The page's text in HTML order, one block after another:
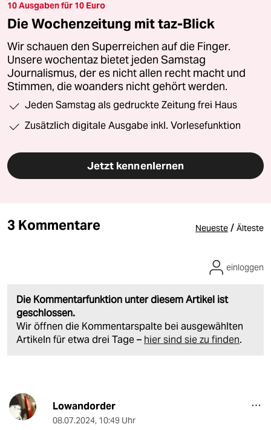
10 Ausgaben für 10 Euro
Die Wochenzeitung mit taz-Blick
Wir schauen den Superreichen auf die Finger.
Unsere wochentaz bietet jeden Samstag
Journalismus, der es nicht allen recht macht und
Stimmen, die woanders nicht gehört werden.
Jeden Samstag als gedruckte Zeitung frei Haus
Zusätzlich digitale Ausgabe inkl. Vorlesefunktion
Jetzt kennenlernen
3 Kommentare Neueste / Älteste
Die Kommentarfunktion unter diesem Artikel ist
geschlossen.
Wir öffnen die Kommentarspalte bei ausgewählten
Artikeln für etwa drei Tage – hier sind sie zu finden.
einloggen
Lowandorder
08.07.2024, 10:49 Uhr